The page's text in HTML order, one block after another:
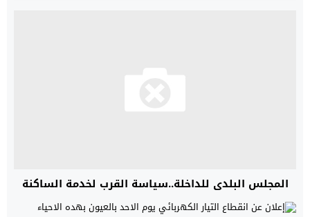
المجلس البلدي للداخلة..سياسة القرب لخدمة الساكنة